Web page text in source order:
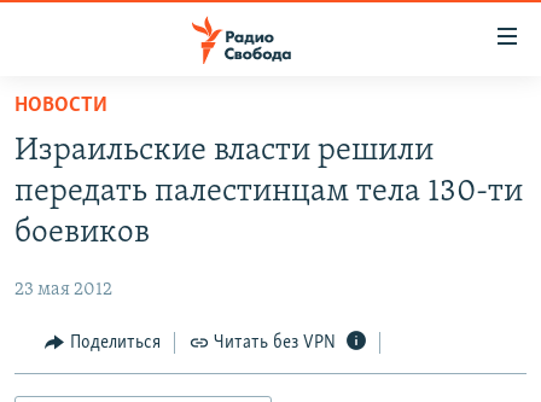
упрощенного
доступа
основному
Вернутся
ПОДКАСТЫ
АВТОРСКИЕ ПРОЕКТЫ
МНЕНИЯ
КУЛЬТУРА
НОВОСТИ
Израильские власти решили
передать палестинцам тела 130-ти
боевиков
23 мая 2012
Поделиться Читать без VPN